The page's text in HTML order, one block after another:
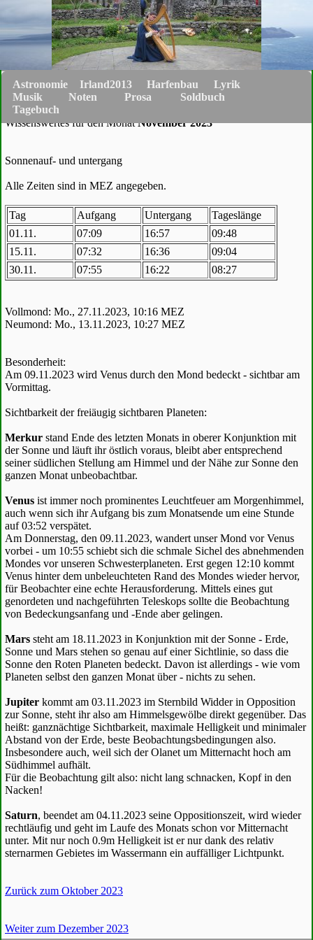
Astronomie Irland2013 Harfenbau
Lyrik
Musik
Noten Prosa
Soldbuch
Tagebuch
Wissenswertes für den MonatNovember 2023
Sonnenauf- und untergang
Alle Zeiten sind in MEZ angegeben.
Tag Aufgang Untergang
Tageslänge
01.11.
07:09 16:57
09:48
15.11.
07:32 16:36
09:04
30.11.
07:55 16:22 08:27
Vollmond: Mo., 27.11.2023, 10:16 MEZ
Neumond: Mo., 13.11.2023, 10:27 MEZ
Besonderheit:
Am 09.11.2023 wird Venus durch den Mond bedeckt - sichtbar am
Vormittag.
Sichtbarkeit der freiäugig sichtbaren Planeten:
Merkur stand Ende des letzten Monats in oberer Konjunktion mit
der Sonne und läuft ihr östlich voraus, bleibt aber entsprechend
seiner südlichen Stellung am Himmel und der Nähe zur Sonne den
ganzen Monat unbeobachtbar.
Venus ist immer noch prominentes Leuchtfeuer am Morgenhimmel,
auch wenn sich ihr Aufgang bis zum Monatsende um eine Stunde
auf 03:52 verspätet.
Am Donnerstag, den 09.11.2023, wandert unser Mond vor Venus
vorbei - um 10:55 schiebt sich die schmale Sichel des abnehmenden
Mondes vor unseren Schwesterplaneten. Erst gegen 12:10 kommt
Venus hinter dem unbeleuchteten Rand des Mondes wieder hervor,
für Beobachter eine echte Herausforderung. Mittels eines gut
genordeten und nachgeführten Teleskops sollte die Beobachtung
von Bedeckungsanfang und -Ende aber gelingen.
Mars steht am 18.11.2023 in Konjunktion mit der Sonne - Erde,
Sonne und Mars stehen so genau auf einer Sichtlinie, so dass die
Sonne den Roten Planeten bedeckt. Davon ist allerdings - wie vom
Planeten selbst den ganzen Monat über - nichts zu sehen.
Jupiter kommt am 03.11.2023 im Sternbild Widder in Opposition
zur Sonne, steht ihr also am Himmelsgewölbe direkt gegenüber. Das
heißt: ganznächtige Sichtbarkeit, maximale Helligkeit und minimaler
Abstand von der Erde, beste Beobachtungsbedingungen also.
Insbesondere auch, weil sich der Olanet um Mitternacht hoch am
Südhimmel aufhält.
Für die Beobachtung gilt also: nicht lang schnacken, Kopf in den
Nacken!
Saturn, beendet am 04.11.2023 seine Oppositionszeit, wird wieder
rechtläufig und geht im Laufe des Monats schon vor Mitternacht
unter. Mit nur noch 0.9m Helligkeit ist er nur dank des relativ
sternarmen Gebietes im Wassermann ein auffälliger Lichtpunkt.
Zurück zum Oktober 2023
Weiter zum Dezember 2023